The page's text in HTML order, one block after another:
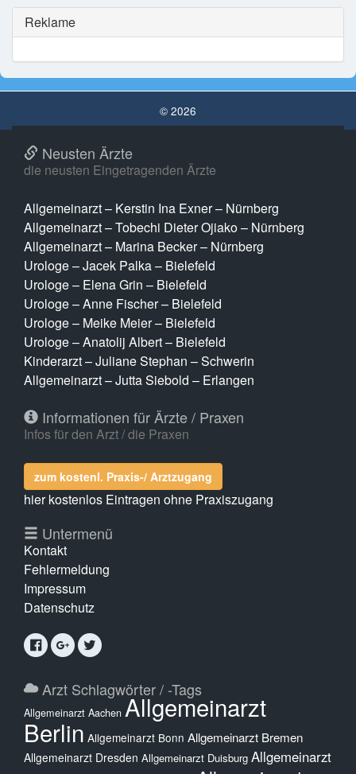
Reklame
© 2026
Neusten Ärzte
die neusten Eingetragenden Ärzte
Allgemeinarzt – Kerstin Ina Exner – Nürnberg
Allgemeinarzt – Tobechi Dieter Ojiako – Nürnberg
Allgemeinarzt – Marina Becker – Nürnberg
Urologe – Jacek Palka – Bielefeld
Urologe – Elena Grin – Bielefeld
Urologe – Anne Fischer – Bielefeld
Urologe – Meike Meier – Bielefeld
Urologe – Anatolij Albert – Bielefeld
Kinderarzt – Juliane Stephan – Schwerin
Allgemeinarzt – Jutta Siebold – Erlangen
Informationen für Ärzte / Praxen
Infos für den Arzt / die Praxen
zum kostenl. Praxis-/ Arztzugang
hier kostenlos Eintragen ohne Praxiszugang
Untermenü
Kontakt
Fehlermeldung
Impressum
Datenschutz
Arzt Schlagwörter / -Tags
Allgemeinarzt Aachen Allgemeinarzt
Berlin Allgemeinarzt Bonn Allgemeinarzt Bremen
Allgemeinarzt Dresden Allgemeinarzt Duisburg Allgemeinarzt